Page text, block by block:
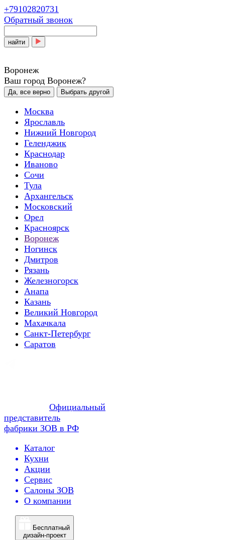
+79102820731
Обратный звонок
найти
Воронеж
Ваш город Воронеж?
Да, все верно Выбрать другой
Москва
Ярославль
Нижний Новгород
Геленджик
Краснодар
Иваново
Сочи
Тула
Архангельск
Московский
Орел
Красноярск
Воронеж
Ногинск
Дмитров
Рязань
Железногорск
Анапа
Казань
Великий Новгород
Махачкала
Санкт-Петербург
Саратов
Официальный
представитель
фабрики ЗОВ в РФ
Каталог
Кухни
Акции
Сервис
Салоны ЗОВ
О компании
Бесплатный
дизайн-проект